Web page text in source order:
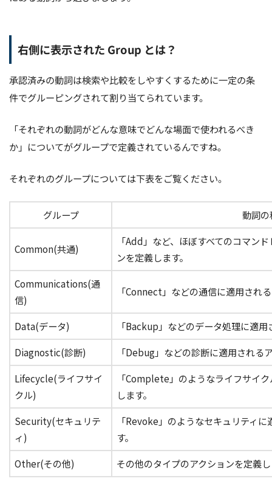
右側に表示された Group とは？
承認済みの動詞は検索や比較をしやすくするために一定の条
件でグルーピングされて割り当てられています。
「それぞれの動詞がどんな意味でどんな場面で使われるべき
か」についてがグループで定義されているんですね。
それぞれのグループについては下表をご覧ください。
グループ 動詞
Common(共通)
「Add」など、ほぼすべてのコマン
ンを定義します。
Communications(通
信)
「Connect」などの通信に適用され
Data(データ)
「Backup」などのデータ処理に適
Diagnostic(診断)
「Debug」などの診断に適用される
Lifecycle(ライフサイ
クル)
「Complete」のようなライフサイ
します。
Security(セキュリテ
ィ)
「Revoke」のようなセキュリティ
す。
Other(その他)
その他のタイプのアクションを定義